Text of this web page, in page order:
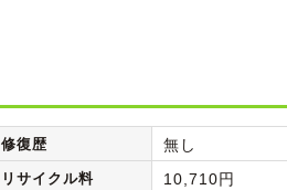
修復歴 無し
リサイクル料 10,710円